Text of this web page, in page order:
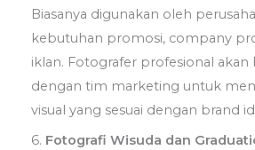
Biasanya digunakan oleh
kebutuhan promosi, company
iklan. Fotografer profesional akan
dengan tim marketing untuk
visual yang sesuai dengan brand
6. Fotografi Wisuda dan